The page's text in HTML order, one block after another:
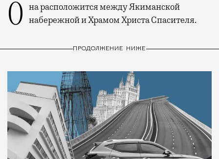
Она расположится между Якиманской набережной и Храмом Христа Спасителя.
ПРОДОЛЖЕНИЕ НИЖЕ